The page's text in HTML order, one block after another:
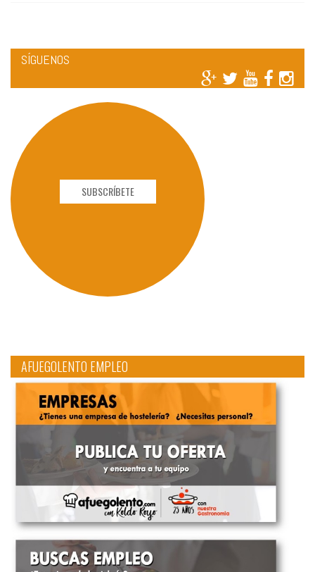
SÍGUENOS
SUBSCRÍBETE
AFUEGOLENTO EMPLEO